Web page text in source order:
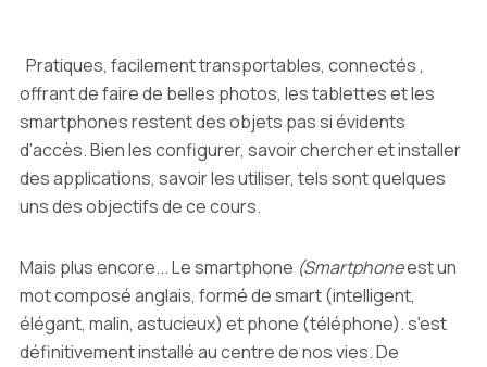
Pratiques, facilement transportables, connectés ,
offrant de faire de belles photos, les tablettes et les
smartphones restent des objets pas si évidents
d'accès. Bien les configurer, savoir chercher et installer
des applications, savoir les utiliser, tels sont quelques
uns des objectifs de ce cours.
Mais plus encore... Le smartphone (Smartphoneest un
mot composé anglais, formé de smart (intelligent,
élégant, malin, astucieux) et phone (téléphone). s'est
définitivement installé au centre de nos vies. De